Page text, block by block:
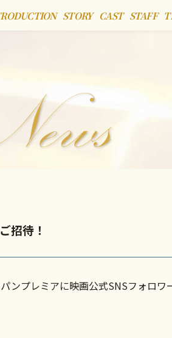
STORY CAST STAFF
招待！
プレミアに映画公式SNSフォロワ